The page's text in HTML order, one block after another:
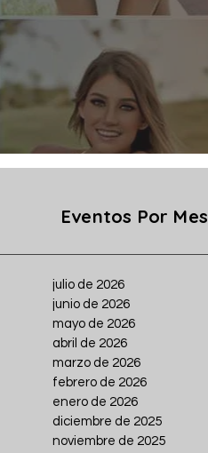
Eventos Por Mes
julio de 2026
junio de 2026
mayo de 2026
abril de 2026
marzo de 2026
febrero de 2026
enero de 2026
diciembre de 2025
noviembre de 2025